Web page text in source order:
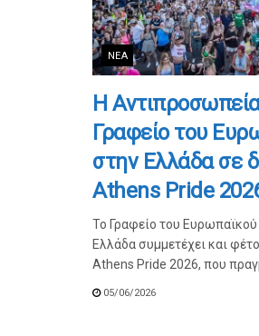
ΝΈΑ
Η
Γραφείο του
στην Ελλάδα σε
Athens Pride
Το Γραφείο του
Ελλάδα συμμετέχει και
Athens Pride 2026, που
05/06/2026